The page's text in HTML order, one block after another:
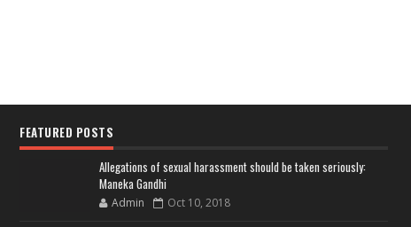
FEATURED POSTS
Allegations of sexual harassment should be taken seriously:
Maneka Gandhi
Admin Oct 10, 2018